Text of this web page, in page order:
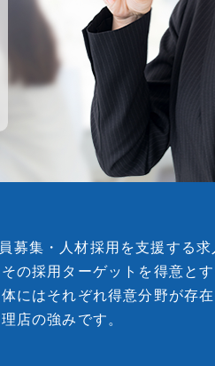
募集・人材採用を支援する
の採用ターゲットを得意と
にはそれぞれ得意分野が存
店の強みです。